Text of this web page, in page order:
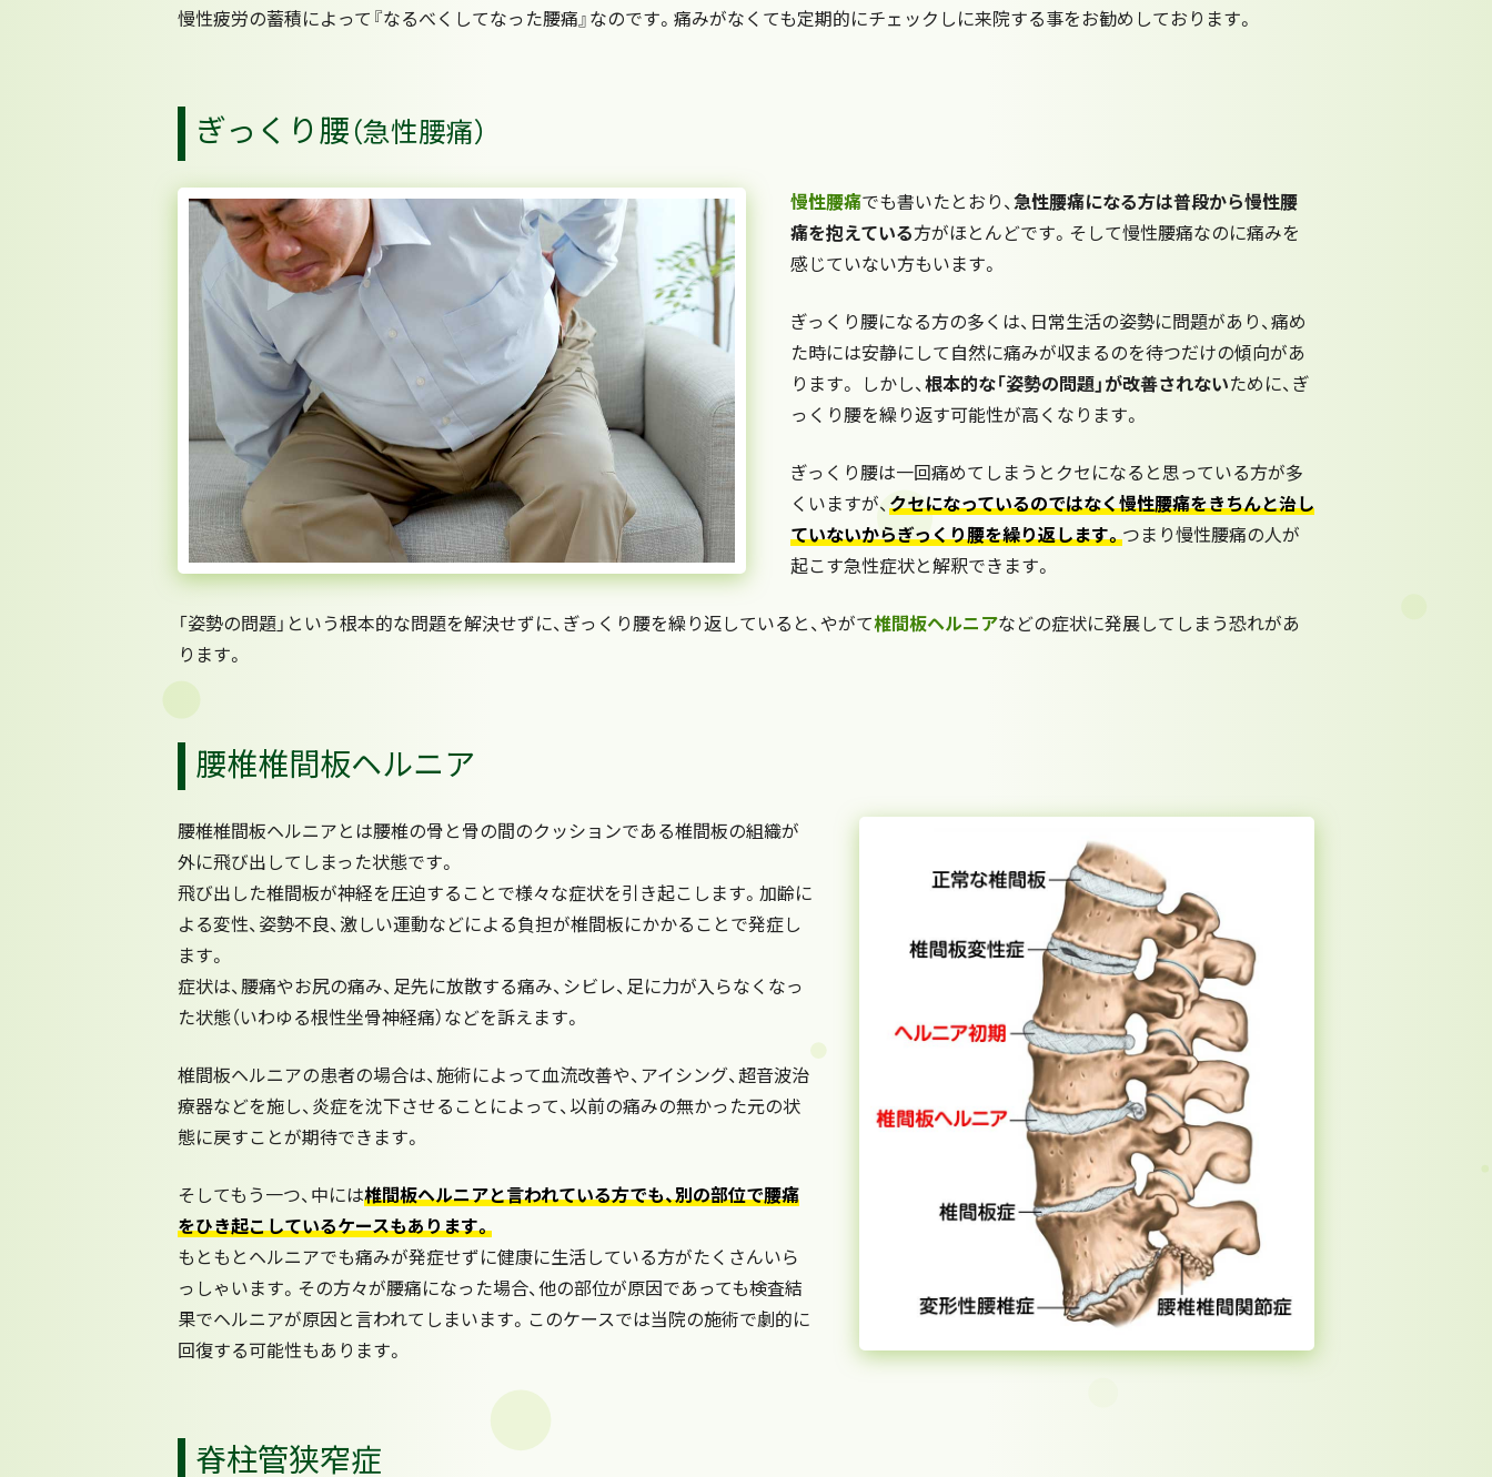
慢性疲労の蓄積によって『なるべくしてなった腰痛』なのです。痛みがなくても定期的にチェックしに来院する事をお勧めしております。
ぎっくり腰 （急性腰痛）
慢性腰痛でも書いたとおり、 急性腰痛になる方は普段から慢性腰
痛を抱えている方がほとんどです。そして慢性腰痛なのに痛みを
感じていない方もいます。
ぎっくり腰になる方の多くは、日常生活の姿勢に問題があり、痛め
た時には安静にして自然に痛みが収まるのを待つだけの傾向があ
ります。 しかし、 根本的な「姿勢の問題」が改善されないために、ぎ
っくり腰を繰り返す可能性が高くなります。
ぎっくり腰は一回痛めてしまうとクセになると思っている方が多
くいますが、クセになっているのではなく慢性腰痛をきちんと治し
ていないからぎっくり腰を繰り返します。つまり慢性腰痛の人が
起こす急性症状と解釈できます。
「姿勢の問題」という根本的な問題を解決せずに、ぎっくり腰を繰り返していると、やがて椎間板ヘルニアなどの症状に発展してしまう恐れがあ
ります。
腰椎椎間板ヘルニア
腰椎椎間板ヘルニアとは腰椎の骨と骨の間のクッションである椎間板の組織が
外に飛び出してしまった状態です。
飛び出した椎間板が神経を圧迫することで様々な症状を引き起こします。加齢に
よる変性、姿勢不良、激しい運動などによる負担が椎間板にかかることで発症し
ます。
症状は、腰痛やお尻の痛み、足先に放散する痛み、シビレ、足に力が入らなくなっ
た状態（いわゆる根性坐骨神経痛）などを訴えます。
椎間板ヘルニアの患者の場合は、施術によって血流改善や、アイシング、超音波治
療器などを施し、炎症を沈下させることによって、以前の痛みの無かった元の状
態に戻すことが期待できます。
そしてもう一つ、中には椎間板ヘルニアと言われている方でも、別の部位で腰痛
をひき起こしているケースもあります。
もともとヘルニアでも痛みが発症せずに健康に生活している方がたくさんいら
っしゃいます。その方々が腰痛になった場合、他の部位が原因であっても検査結
果でヘルニアが原因と言われてしまいます。このケースでは当院の施術で劇的に
回復する可能性もあります。
脊柱管狭窄症